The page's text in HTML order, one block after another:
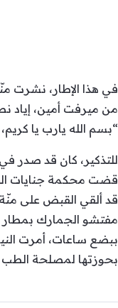
في هذا الإطار، نشرت
من ميرفت أمين، إياد
“بسم الله يارب يا كريم،
للتذكير، كان قد صدر
قد ألقي القبض على
ببضع ساعات، أمرت
بحوزتها لمصلحة